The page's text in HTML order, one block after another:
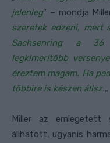
jelenleg” – mondja
szeretek edzeni, mert
Sachsenring a 36
legkimerítőbb
éreztem magam. Ha
többire is készen állsz.„
Miller az emlegetett
állhatott, ugyanis